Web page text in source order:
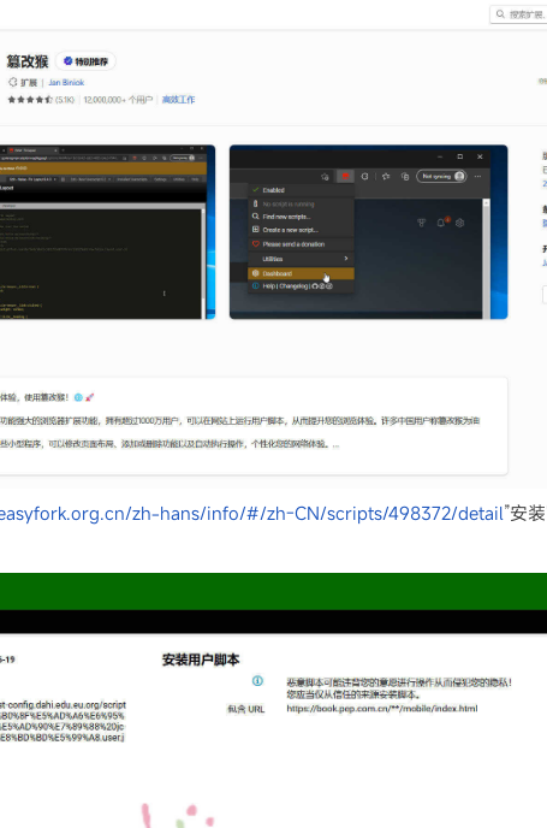
zh-hans/info/#/zh-CN/scripts/498372/detail”安